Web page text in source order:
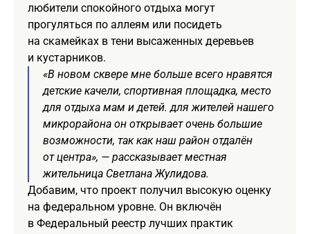
любители спокойного отдыха могут
прогуляться по аллеям или посидеть
на скамейках в тени высаженных деревьев
и кустарников.
«В новом сквере мне больше всего нравятся
детские качели, спортивная площадка, место
для отдыха мам и детей. для жителей нашего
микрорайона он открывает очень большие
возможности, так как наш район отдалён
от центра», — рассказывает местная
жительница Светлана Жулидова.
Добавим, что проект получил высокую оценку
на федеральном уровне. Он включён
в Федеральный реестр лучших практик